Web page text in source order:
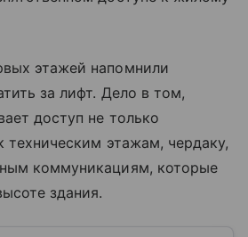
этажей напомнили
за лифт. Дело в том,
доступ не только
техническим этажам, чердаку,
коммуникациям, которые
здания.